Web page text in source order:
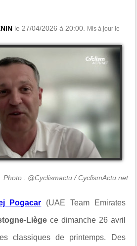
le 27/04/2026 à 20:00.
Mis à jour le
Photo : @Cyclismactu / CyclismActu.net
Pogacar (UAE Team Emirates
Liège ce dimanche 26 avril
classiques de printemps. Des